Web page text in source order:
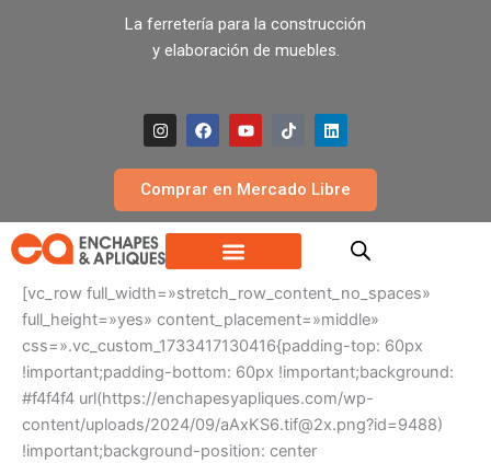
La ferretería para la construcción
y elaboración de muebles.
I
n
t
a
r
a
m
F
a
e
b
o
k
Y
o
t
u
e
T
i
t
o
L
i
k
e
i
Comprar en Mercado Libre
[vc_row full_width=»stretch_row_content_no_spaces»
full_height=»yes» content_placement=»middle»
css=».vc_custom_1733417130416{padding-top: 60px
!important;padding-bottom: 60px !important;background:
#f4f4f4 url(https://enchapesyapliques.com/wp-
content/uploads/2024/09/aAxKS6.tif@2x.png?id=9488)
!important;background-position: center